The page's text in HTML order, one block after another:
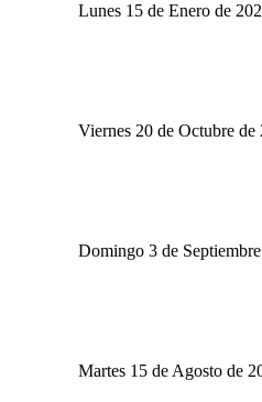
Lunes 15 de Enero de
Viernes 20 de Octubre de
Domingo 3 de
Martes 15 de Agosto de